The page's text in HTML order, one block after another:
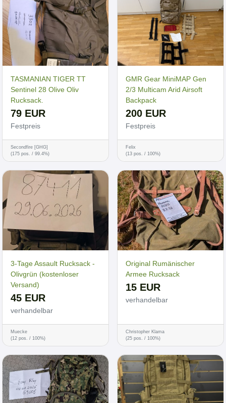
TASMANIAN TIGER TT
Sentinel 28 Olive Oliv
Rucksack.
79 EUR
Festpreis
Secondfire [GHG]
(175 pos. / 99.4%)
GMR Gear MiniMAP Gen
2/3 Multicam Arid Airsoft
Backpack
200 EUR
Festpreis
Felix
(13 pos. / 100%)
3-Tage Assault Rucksack -
Olivgrün (kostenloser
Versand)
45 EUR
verhandelbar
Muecke
(12 pos. / 100%)
Original Rumänischer
Armee Rucksack
15 EUR
verhandelbar
Christopher Klama
(25 pos. / 100%)